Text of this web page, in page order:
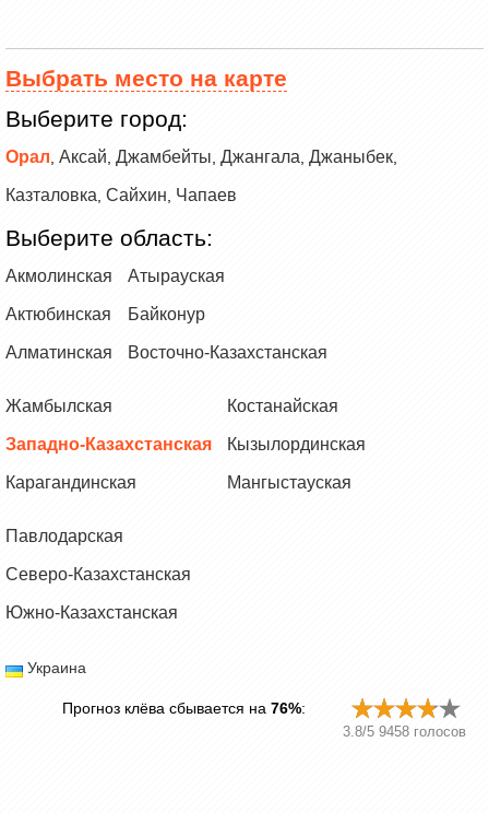
Выбрать место на карте
Выберите город:
Орал Аксай Джамбейты Джангала Джаныбек
Казталовка Сайхин Чапаев
Выберите область:
Акмолинская
Актюбинская
Алматинская
Атырауская
Байконур
Восточно-Казахстанская
Жамбылская
Западно-Казахстанская
Карагандинская
Костанайская
Кызылординская
Мангыстауская
Павлодарская
Северо-Казахстанская
Южно-Казахстанская
Украина
Прогноз клёва сбывается на 76%:
3.8/5 9458 голосов